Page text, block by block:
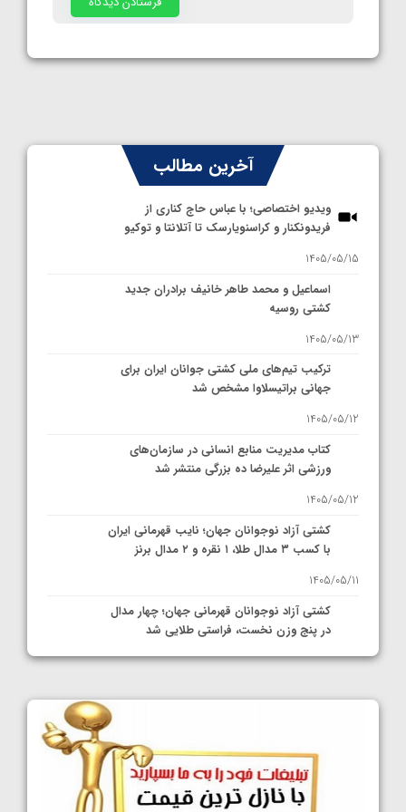
آخرین مطالب
ویدیو اختصاصی؛ با عباس حاج کناری از
فریدونکنار و کراسنویارسک تا آتلانتا و توکیو
1405/05/15
اسماعیل و محمد طاهر خانیف برادران جدید
کشتی روسیه
1405/05/13
ترکیب تیم‌های ملی کشتی جوانان ایران برای
جهانی براتیسلاوا مشخص شد
1405/05/12
کتاب مدیریت منابع انسانی در سازمان‌های
ورزشی اثر علیرضا ده بزرگی منتشر شد
1405/05/12
کشتی آزاد نوجوانان جهان؛ نایب قهرمانی ایران
با کسب ۳ مدال طلا، ۱ نقره و ۲ مدال برنز
1405/05/11
کشتی آزاد نوجوانان قهرمانی جهان؛ چهار مدال
در پنج وزن نخست، فراستی طلایی شد
1405/05/11
کشتی آزاد نوجوانان جهان؛ رقبای نمایندگان
ایران مشخص شدند